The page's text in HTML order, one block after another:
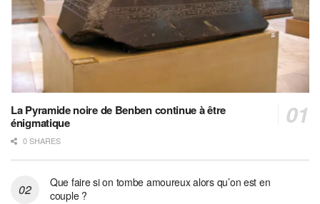
La Pyramide noire de Benben continue à être
énigmatique
0 SHARES
Que faire si on tombe amoureux alors qu’on est en
couple ?